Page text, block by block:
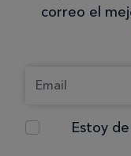
correo el
Estoy